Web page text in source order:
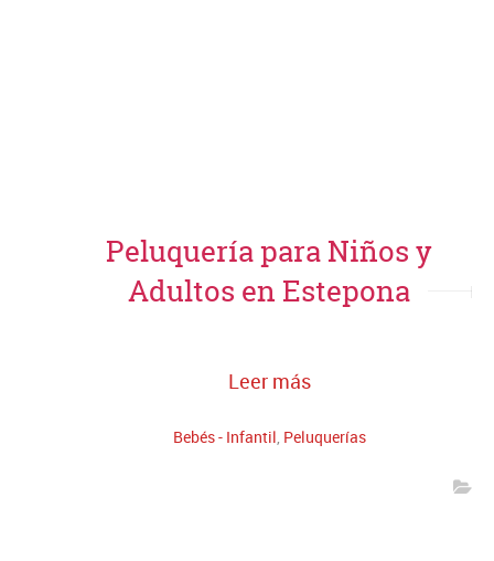
Peluquería para Niños y
Adultos en Estepona
Leer más
Bebés - Infantil, Peluquerías